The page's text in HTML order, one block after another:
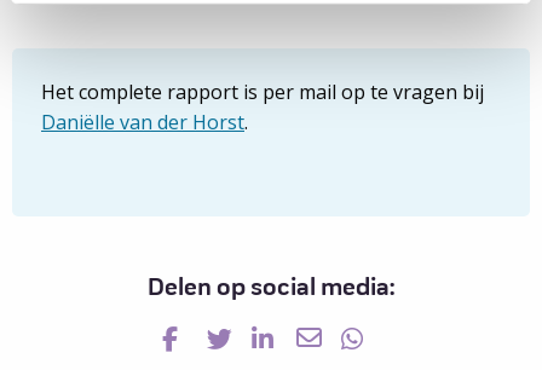
Het complete rapport is per mail op te vragen bij
Daniëlle van der Horst.
Delen op social media: